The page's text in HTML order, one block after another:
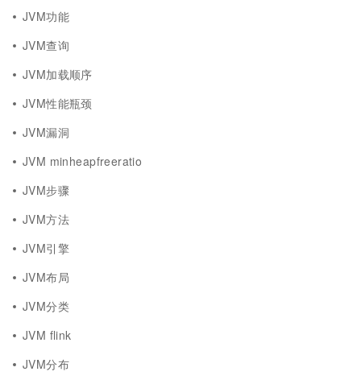
JVM功能
JVM查询
JVM加载顺序
JVM性能瓶颈
JVM漏洞
JVM minheapfreeratio
JVM步骤
JVM方法
JVM引擎
JVM布局
JVM分类
JVM flink
JVM分布